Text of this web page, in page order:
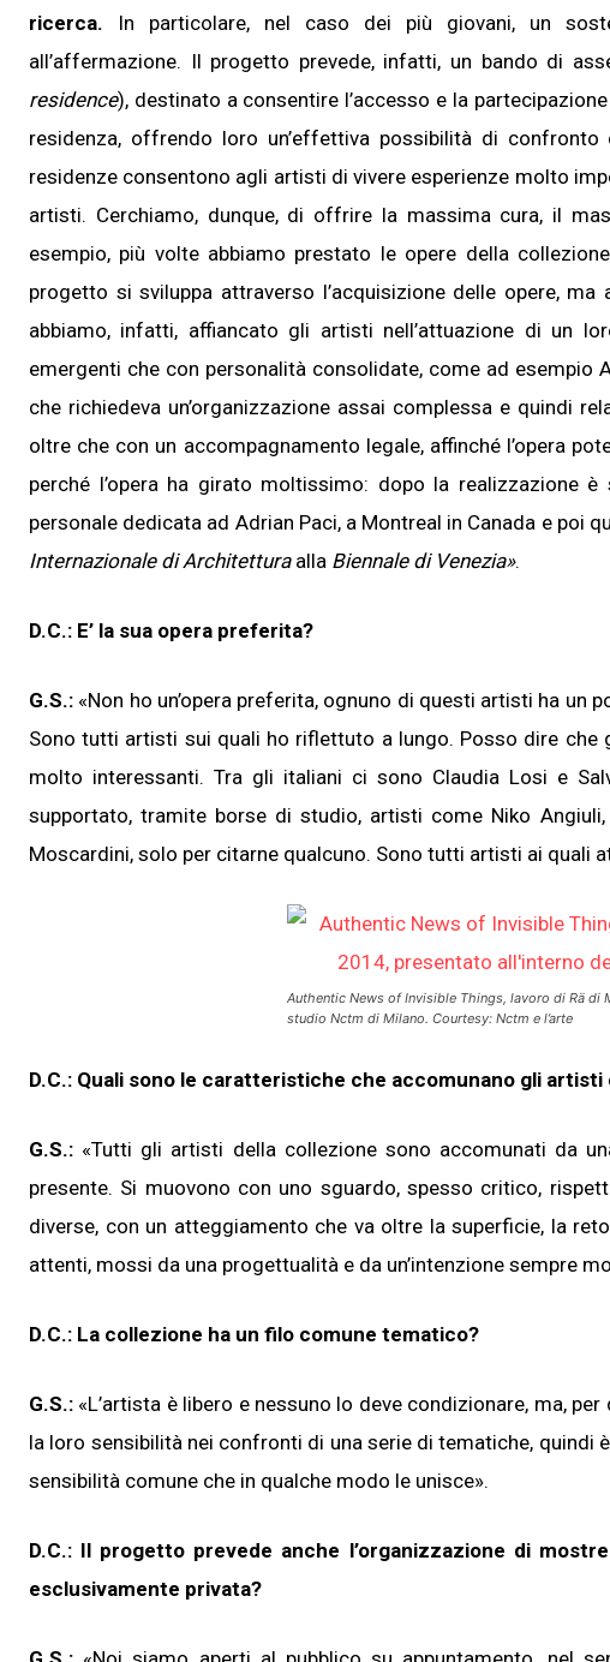
ricerca. In particolare, nel caso dei più giovani, un
all’affermazione. Il progetto prevede, infatti, un bando di
residence), destinato a consentire l’accesso e la
residenza, offrendo loro un’effettiva possibilità di
residenze consentono agli artisti di vivere esperienze molto
artisti. Cerchiamo, dunque, di offrire la massima cura, il
esempio, più volte abbiamo prestato le opere della
progetto si sviluppa attraverso l’acquisizione delle opere, ma
abbiamo, infatti, affiancato gli artisti nell’attuazione di un
emergenti che con personalità consolidate, come ad esempio
che richiedeva un’organizzazione assai complessa e quindi
oltre che con un accompagnamento legale, affinché l’opera
perché l’opera ha girato moltissimo: dopo la realizzazione è
personale dedicata ad Adrian Paci, a Montreal in Canada e poi
Internazionale di Architetturaalla Biennale di Venezia».
D.C.: E’ la sua opera preferita?
G.S.: «Non ho un’opera preferita, ognuno di questi artisti ha un
Sono tutti artisti sui quali ho riflettuto a lungo. Posso dire
molto interessanti. Tra gli italiani ci sono Claudia Losi e
supportato, tramite borse di studio, artisti come Niko Angiuli,
Moscardini, solo per citarne qualcuno. Sono tutti artisti ai quali
Authentic News of Invisible Things, lavoro di Rä di
studio Nctm di Milano. Courtesy: Nctm e l’arte
D.C.: Quali sono le caratteristiche che accomunano gli
G.S.: «Tutti gli artisti della collezione sono accomunati da
presente. Si muovono con uno sguardo, spesso critico,
diverse, con un atteggiamento che va oltre la superficie, la
attenti, mossi da una progettualità e da un’intenzione sempre
D.C.: La collezione ha un filo comune tematico?
G.S.: «L’artista è libero e nessuno lo deve condizionare, ma,
la loro sensibilità nei confronti di una serie di tematiche, quindi
sensibilità comune che in qualche modo le unisce».
D.C.: Il progetto prevede anche l’organizzazione di
esclusivamente privata?